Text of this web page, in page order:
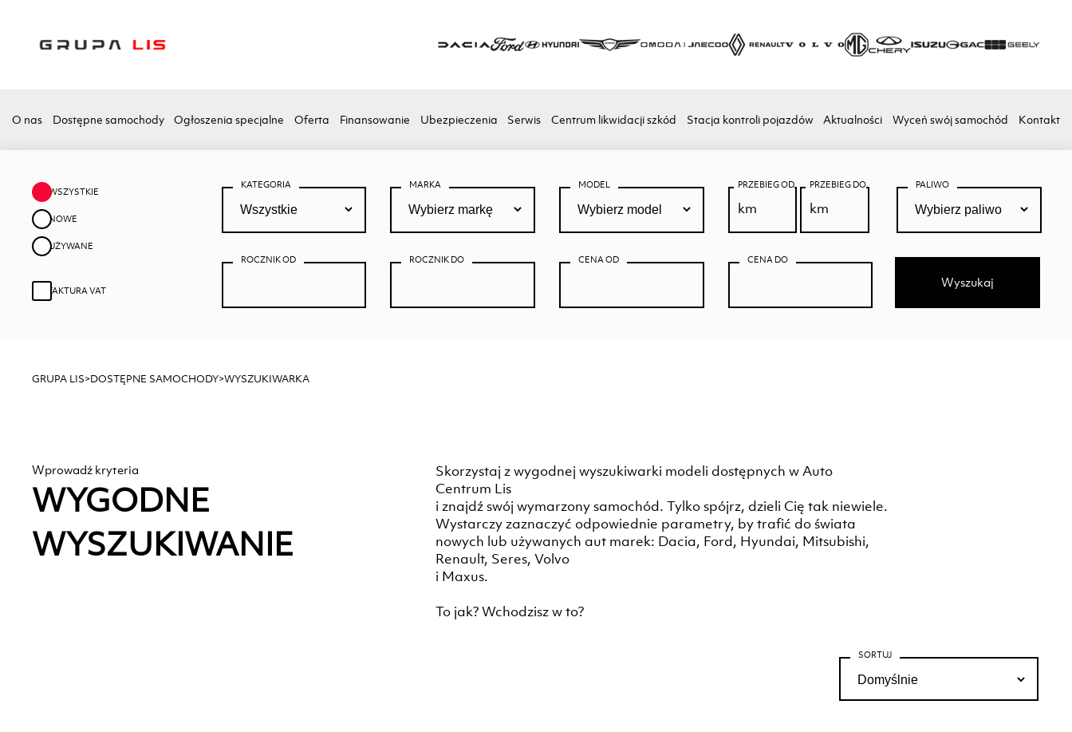
O nas Dostępne samochody Ogłoszenia specjalne Oferta Finansowanie Ubezpieczenia Serwis Centrum likwidacji szkód Stacja kontroli pojazdów Aktualności Wyceń swój samochód Kontakt
WSZYSTKIE
NOWE
UŻYWANE
FAKTURA VAT
KATEGORIA MARKA MODEL PRZEBIEG OD PRZEBIEG DO PALIWO
ROCZNIK OD ROCZNIK DO CENA OD CENA DO
Wyszukaj
GRUPA LIS>DOSTĘPNE SAMOCHODY>WYSZUKIWARKA
Wprowadź kryteria
WYGODNE
WYSZUKIWANIE
Skorzystaj z wygodnej wyszukiwarki modeli dostępnych w Auto
Centrum Lis
i znajdź swój wymarzony samochód. Tylko spójrz, dzieli Cię tak niewiele.
Wystarczy zaznaczyć odpowiednie parametry, by trafić do świata
nowych lub używanych aut marek: Dacia, Ford, Hyundai, Mitsubishi,
Renault, Seres, Volvo
i Maxus.
To jak? Wchodzisz w to?
SORTUJ